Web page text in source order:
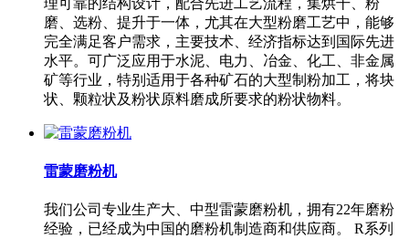
磨、选粉、提升于一体，尤其在大型粉磨工艺中，能够
完全满足客户需求，主要技术、经济指标达到国际先进
水平。可广泛应用于水泥、电力、冶金、化工、非金属
矿等行业，特别适用于各种矿石的大型制粉加工，将块
状、颗粒状及粉状原料磨成所要求的粉状物料。
雷蒙磨粉机
我们公司专业生产大、中型雷蒙磨粉机，拥有22年磨粉
经验，已经成为中国的磨粉机制造商和供应商。 R系列